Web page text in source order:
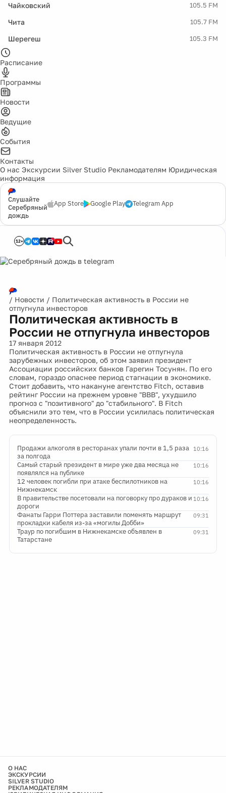
Чайковский 105.5 FM
Чита 105.7 FM
Шерегеш 105.3 FM
Расписание
Программы
Новости
Ведущие
События
Контакты
О нас Экскурсии Silver Studio Рекламодателям Юридическая
информация
Слушайте
Серебряный
дождь
App Store Google Play Telegram App
12+
/ Новости / Политическая активность в России не
отпугнула инвесторов
Политическая активность в
России не отпугнула инвесторов
17 января 2012
Политическая активность в России не отпугнула
зарубежных инвесторов, об этом заявил президент
Ассоциации российских банков Гарегин Тосунян. По его
словам, гораздо опаснее период стагнации в экономике.
Стоит добавить, что накануне агентство Fitch, оставив
рейтинг России на прежнем уровне "ВВВ", ухудшило
прогноз с "позитивного" до "стабильного". В Fitch
объяснили это тем, что в России усилилась политическая
неопределенность.
10:16
Продажи алкоголя в ресторанах упали почти в 1,5 раза
за полгода
10:16
Самый старый президент в мире уже два месяца не
появлялся на публике
10:16
12 человек погибли при атаке беспилотников на
Нижнекамск
10:16
В правительстве посетовали на поговорку про дураков и
дороги
09:31
Фанаты Гарри Поттера заставили поменять маршрут
прокладки кабеля из-за «могилы Добби»
09:31
Траур по погибшим в Нижнекамске объявлен в
Татарстане
О НАС
ЭКСКУРСИИ
SILVER STUDIO
РЕКЛАМОДАТЕЛЯМ